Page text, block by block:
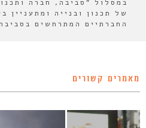
במסלול "סביבה, חברה
של תכנון ובנייה ומתעניין
החברתיים המתרחשים
מאמרים קשורים